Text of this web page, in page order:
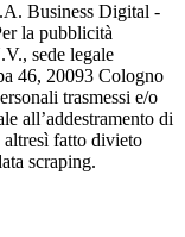
Business Digital -
la pubblicità
sede legale
46, 20093 Cologno
trasmessi e/o
all’addestramento di
fatto divieto
scraping.